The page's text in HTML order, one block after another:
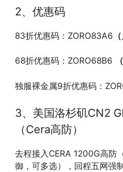
2、优惠码
83折优惠码：ZORO83A6
68折优惠码：ZORO68B6
独服裸金属9折优惠码：
3、美国洛杉矶CN2
（Cera高防）
去程接入CERA 1200G高防
御，可多选），回程五网强